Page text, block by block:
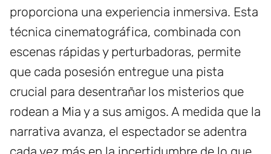
proporciona una experiencia inmersiva. Esta
técnica cinematográfica, combinada con
escenas rápidas y perturbadoras, permite
que cada posesión entregue una pista
crucial para desentrañar los misterios que
rodean a Mia y a sus amigos. A medida que la
narrativa avanza, el espectador se adentra